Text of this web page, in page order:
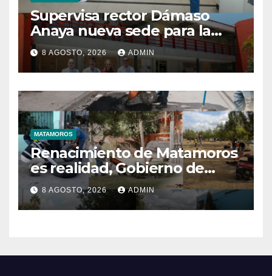
Supervisa rector Dámaso
Anaya nueva sede para la
Facultad de Arquitectura de
la UAT en Ciudad Victoria
8 AGOSTO, 2026 ADMIN
MATAMOROS
Renacimiento de Matamoros
es realidad, Gobierno de
Beto mantiene trabajos
permanentes en beneficio
de la población
8 AGOSTO, 2026 ADMIN